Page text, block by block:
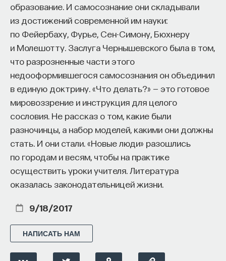
образование. И самосознание они складывали
из достижений современной им науки:
по Фейербаху, Фурье, Сен-Симону, Бюхнеру
и Молешотту. Заслуга Чернышевского была в том,
что разрозненные части этого
недооформившегося самосознания он объединил
в единую доктрину. «Что делать?» — это готовое
мировоззрение и инструкция для целого
сословия. Не рассказ о том, какие были
разночинцы, а набор моделей, какими они должны
стать. И они стали. «Новые люди» разошлись
по городам и весям, чтобы на практике
осуществить уроки учителя. Литература
оказалась законодательницей жизни.
9/18/2017
НАПИСАТЬ НАМ